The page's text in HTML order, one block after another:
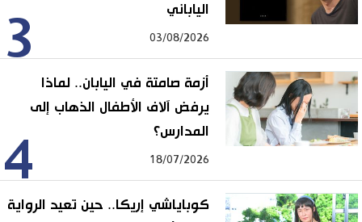
3
الياباني
03/08/2026
4
أزمة صامتة في اليابان.. لماذا
يرفض آلاف الأطفال الذهاب إلى
المدارس؟
18/07/2026
كوباياشي إريكا.. حين تعيد الرواية